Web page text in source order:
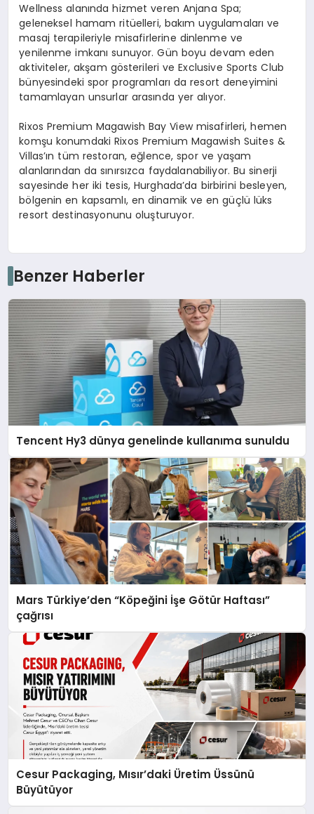
Wellness alanında hizmet veren Anjana Spa;
geleneksel hamam ritüelleri, bakım uygulamaları ve
masaj terapileriyle misafirlerine dinlenme ve
yenilenme imkanı sunuyor. Gün boyu devam eden
aktiviteler, akşam gösterileri ve Exclusive Sports Club
bünyesindeki spor programları da resort deneyimini
tamamlayan unsurlar arasında yer alıyor.
Rixos Premium Magawish Bay View misafirleri, hemen
komşu konumdaki Rixos Premium Magawish Suites &
Villas’ın tüm restoran, eğlence, spor ve yaşam
alanlarından da sınırsızca faydalanabiliyor. Bu sinerji
sayesinde her iki tesis, Hurghada’da birbirini besleyen,
bölgenin en kapsamlı, en dinamik ve en güçlü lüks
resort destinasyonunu oluşturuyor.
Benzer Haberler
Tencent Hy3 dünya genelinde kullanıma sunuldu
Mars Türkiye’den “Köpeğini İşe Götür Haftası”
çağrısı
Cesur Packaging, Mısır’daki Üretim Üssünü
Büyütüyor